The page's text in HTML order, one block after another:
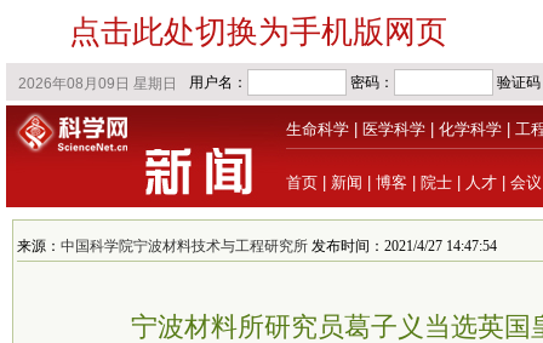
点击此处切换为手机版网页
生命科学 医学科学 化学科学 工
首页 新闻 博客 院士 人才 会议
来源： 中国科学院宁波材料技术与工程研究所 发布时间：2021/4/27 14:47:54
宁波材料所研究员葛子义当选英国